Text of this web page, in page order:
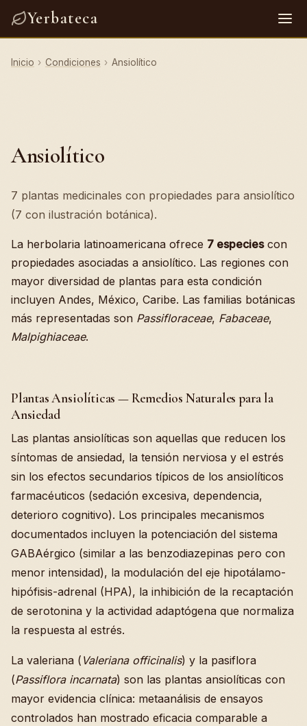
Yerbateca
Inicio › Condiciones › Ansiolítico
Ansiolítico
7 plantas medicinales con propiedades para ansiolítico
(7 con ilustración botánica).
La herbolaria latinoamericana ofrece 7 especiescon
propiedades asociadas a ansiolítico. Las regiones con
mayor diversidad de plantas para esta condición
incluyen Andes, México, Caribe. Las familias botánicas
más representadas son Passifloraceae, Fabaceae,
Malpighiaceae.
Plantas Ansiolíticas — Remedios Naturales para la
Ansiedad
Las plantas ansiolíticas son aquellas que reducen los
síntomas de ansiedad, la tensión nerviosa y el estrés
sin los efectos secundarios típicos de los ansiolíticos
farmacéuticos (sedación excesiva, dependencia,
deterioro cognitivo). Los principales mecanismos
documentados incluyen la potenciación del sistema
GABAérgico (similar a las benzodiazepinas pero con
menor intensidad), la modulación del eje hipotálamo-
hipófisis-adrenal (HPA), la inhibición de la recaptación
de serotonina y la actividad adaptógena que normaliza
la respuesta al estrés.
La valeriana ( Valeriana officinalis) y la pasiflora
(Passiflora incarnata) son las plantas ansiolíticas con
mayor evidencia clínica: metaanálisis de ensayos
controlados han mostrado eficacia comparable a